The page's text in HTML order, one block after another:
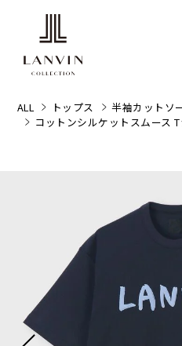
ALL トップス
半袖カットソ
コットンシルケットスムース